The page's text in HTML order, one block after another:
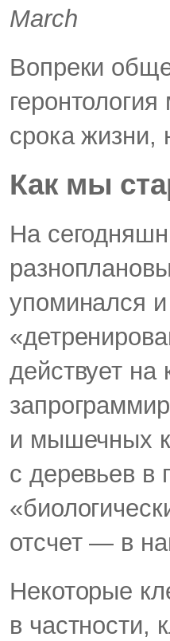
March
Вопреки
срока жизни,
Как мы
На
упоминался
действует на
и мышечных
с деревьев в
отсчет — в
Некоторые
в частности,